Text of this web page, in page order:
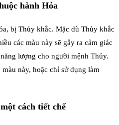
hành Hỏa
bị Thủy khắc. Mặc dù Thủy khắc
các màu này sẽ gây ra cảm giác
lượng cho người mệnh Thủy.
này, hoặc chỉ sử dụng làm
cách tiết chế